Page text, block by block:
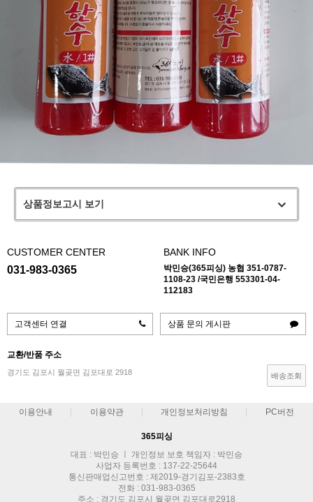
상품정보고시 보기
CUSTOMER CENTER
031-983-0365
BANK INFO
박민승(365피싱) 농협 351-0787-
1108-23 /국민은행 553301-04-
112183
고객센터 연결 상품 문의 게시판
교환/반품 주소
경기도 김포시 월곶면 김포대로 2918 배송조회
이용안내 이용약관 개인정보처리방침 PC버전
365피싱
대표 : 박민승 ㅣ 개인정보 보호 책임자 : 박민승
사업자 등록번호 : 137-22-25644
통신판매업신고번호 : 제2019-경기김포-2383호
전화 : 031-983-0365
주소 : 경기도 김포시 월곶면 김포대로2918